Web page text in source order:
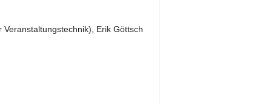
Erik Göttsch